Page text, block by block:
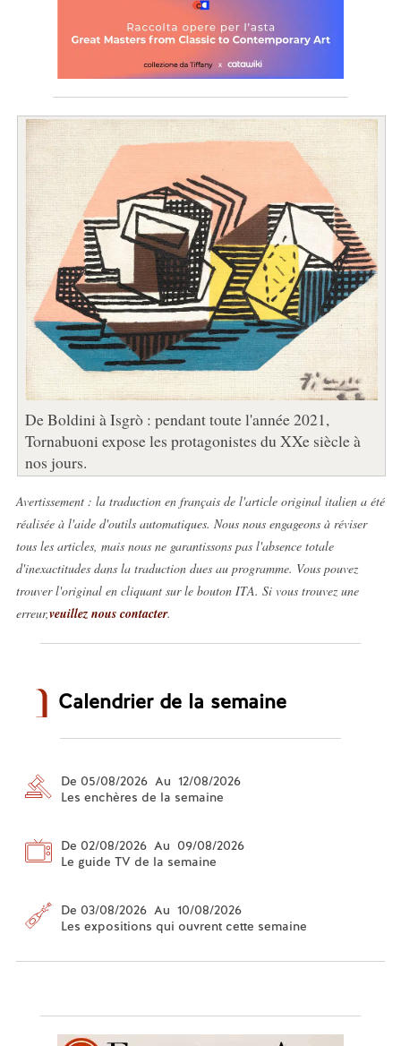
De Boldini à Isgrò : pendant toute l'année 2021,
Tornabuoni expose les protagonistes du XXe siècle à
nos jours.
Avertissement : la traduction en français de l'article original italien a été
réalisée à l'aide d'outils automatiques. Nous nous engageons à réviser
tous les articles, mais nous ne garantissons pas l'absence totale
d'inexactitudes dans la traduction dues au programme. Vous pouvez
trouver l'original en cliquant sur le bouton ITA. Si vous trouvez une
erreur,veuillez nous contacter.
Calendrier de la semaine
De 05/08/2026 Au 12/08/2026
Les enchères de la semaine
De 02/08/2026 Au 09/08/2026
Le guide TV de la semaine
De 03/08/2026 Au 10/08/2026
Les expositions qui ouvrent cette semaine